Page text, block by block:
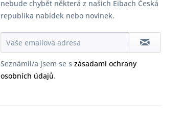
nebude chybět některá z našich Eibach Česká
republika nabídek nebo novinek.
Seznámil/a jsem se s zásadami ochrany
osobních údajů.